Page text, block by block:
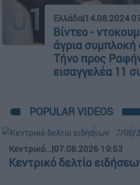
01 Ελλάδα|14.08.2024
Βίντεο -
άγρια συμπλοκή
Τήνο προς
εισαγγελέα 11
POPULAR VIDEOS
Κεντρικό...|07.08.2026 19:53
Κεντρικό δελτίο